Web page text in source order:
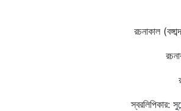
রচনাকাল
স্বরলিপিকার: